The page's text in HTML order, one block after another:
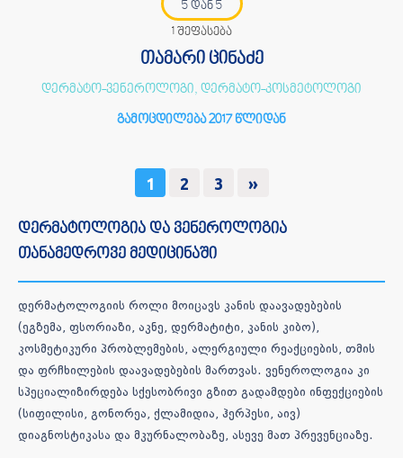
5 დან 5
1 შეფასება
თამარი ცინაძე
დერმატო-ვენეროლოგი, დერმატო-კოსმეტოლოგი
გამოცდილება 2017 წლიდან
1 2 3 »
დერმატოლოგია და ვენეროლოგია
თანამედროვე მედიცინაში
დერმატოლოგიის როლი მოიცავს კანის დაავადებების
(ეგზემა, ფსორიაზი, აკნე, დერმატიტი, კანის კიბო),
კოსმეტიკური პრობლემების, ალერგიული რეაქციების, თმის
და ფრჩხილების დაავადებების მართვას. ვენეროლოგია კი
სპეციალიზირდება სქესობრივი გზით გადამდები ინფექციების
(სიფილისი, გონორეა, ქლამიდია, ჰერპესი, აივ)
დიაგნოსტიკასა და მკურნალობაზე, ასევე მათ პრევენციაზე.